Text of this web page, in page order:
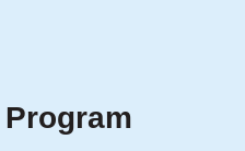
Program